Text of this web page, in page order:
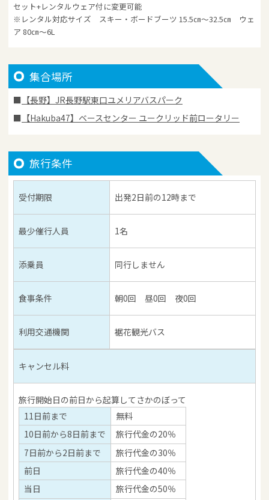
セット+レンタルウェア付に変更可能
※レンタル対応サイズ スキー・ボードブーツ 15.5㎝～32.5㎝ ウェ
ア 80㎝～6L
集合場所
【長野】JR長野駅東口ユメリアバスパーク
【Hakuba47】ベースセンター ユークリッド前ロータリー
旅行条件
受付期限 出発2日前の12時まで
最少催行人員 1名
添乗員 同行しません
食事条件 朝0回 昼0回 夜0回
利用交通機関 裾花観光バス
キャンセル料
旅行開始日の前日から起算してさかのぼって
11日前まで
無料
10日前から8日前まで
旅行代金の20％
7日前から2日前まで
旅行代金の30％
前日
旅行代金の40％
当日
旅行代金の50％